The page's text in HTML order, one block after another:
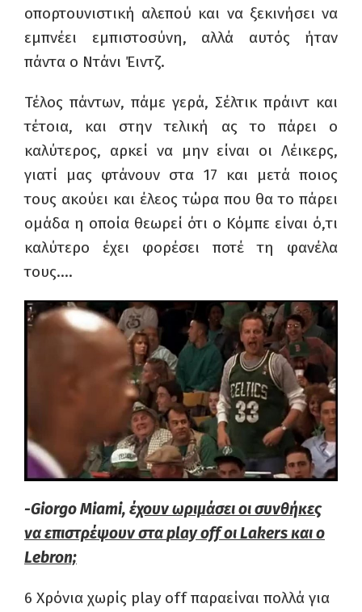
οπορτουνιστική αλεπού και να ξεκινήσει να
εμπνέει εμπιστοσύνη, αλλά αυτός ήταν
πάντα ο Ντάνι Έιντζ.
Τέλος πάντων, πάμε γερά, Σέλτικ πράιντ και
τέτοια, και στην τελική ας το πάρει ο
καλύτερος, αρκεί να μην είναι οι Λέικερς,
γιατί μας φτάνουν στα 17 και μετά ποιος
τους ακούει και έλεος τώρα που θα το πάρει
ομάδα η οποία θεωρεί ότι ο Κόμπε είναι ό,τι
καλύτερο έχει φορέσει ποτέ τη φανέλα
τους….
-Giorgo Miami, έχουν ωριμάσει οι συνθήκες
να επιστρέψουν σταplayoffοιLakersκαι ο
Lebron;
6 Χρόνια χωρίς play offπαραείναι πολλά για